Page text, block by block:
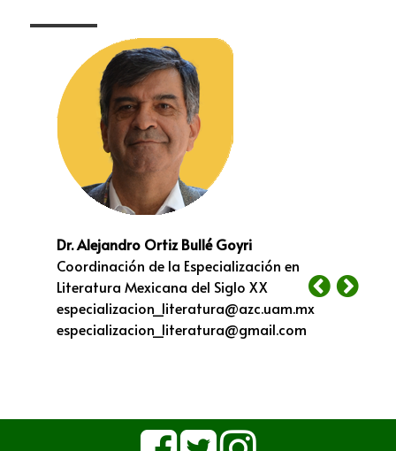
Dr. Alejandro Ortiz Bullé Goyri
Coordinación de la Especialización en
Literatura Mexicana del Siglo XX
especializacion_literatura@azc.uam.mx
especializacion_literatura@gmail.com